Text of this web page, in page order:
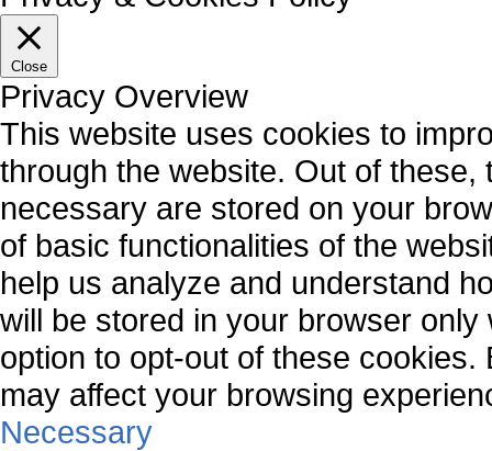
Close
Privacy Overview
This website uses cookies to
through the website. Out of
necessary are stored on your
of basic functionalities of the
help us analyze and understand
will be stored in your browser
option to opt-out of these
may affect your browsing
Necessary